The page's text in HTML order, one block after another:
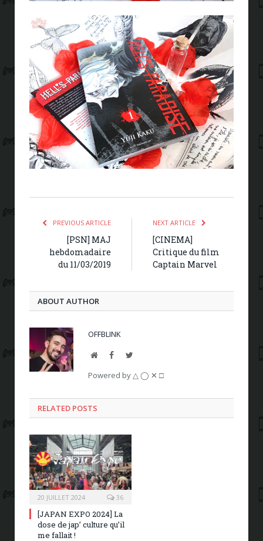
PREVIOUS ARTICLE
[PSN] MAJ
hebdomadaire
du 11/03/2019
NEXT ARTICLE
[CINEMA]
Critique du film
Captain Marvel
ABOUT AUTHOR
OFFBLINK
WebsiteFacebookTwitter
Powered by △ ◯ ✕ □
RELATED POSTS
20 JUILLET 2024 36
[JAPAN EXPO 2024] La
dose de jap’ culture qu’il
me fallait !